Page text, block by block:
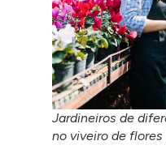
Jardineiros de
no viveiro de